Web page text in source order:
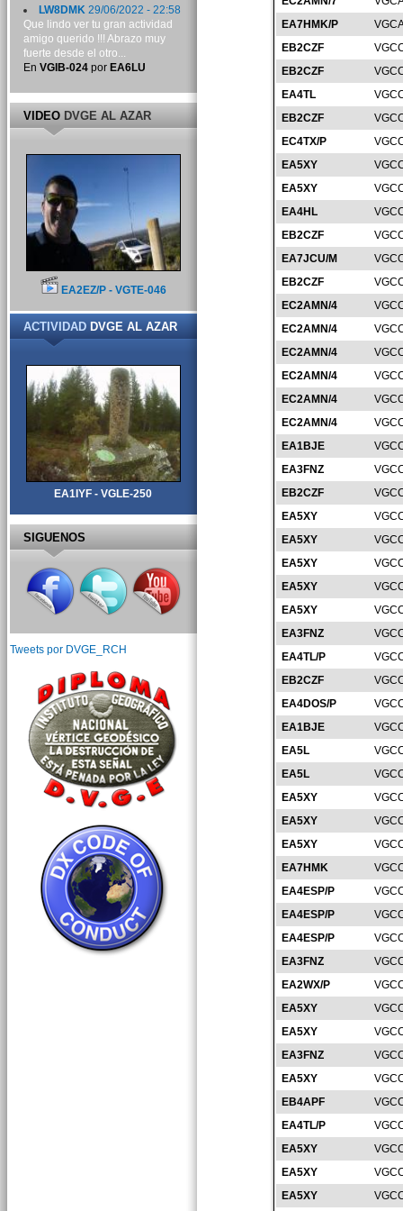
EA7HMK/P
EB2CZF
EB2CZF
EA4TL
EB2CZF
EC4TX/P
EA5XY
EA5XY
EA4HL
EB2CZF
EA7JCU/M
EB2CZF
EC2AMN/4
EC2AMN/4
EC2AMN/4
EC2AMN/4
EC2AMN/4
EC2AMN/4
EA1BJE
EA3FNZ
EB2CZF
EA5XY
EA5XY
EA5XY
EA5XY
EA5XY
EA3FNZ
EA4TL/P
EB2CZF
EA4DOS/P
EA1BJE
EA5L
EA5L
EA5XY
EA5XY
EA5XY
EA7HMK
EA4ESP/P
EA4ESP/P
EA4ESP/P
EA3FNZ
EA2WX/P
EA5XY
EA5XY
EA3FNZ
EA5XY
EB4APF
EA4TL/P
EA5XY
EA5XY
EA5XY
LW8DMK29/06/2022 - 22:58
Que lindo ver tu gran actividad
amigo querido !!! Abrazo muy
fuerte desde el otro...
En VGIB-024por EA6LU
VIDEODVGE AL AZAR
EA2EZ/P - VGTE-046
ACTIVIDADDVGE AL AZAR
EA1IYF - VGLE-250
SIGUENOS
Tweets por DVGE_RCH